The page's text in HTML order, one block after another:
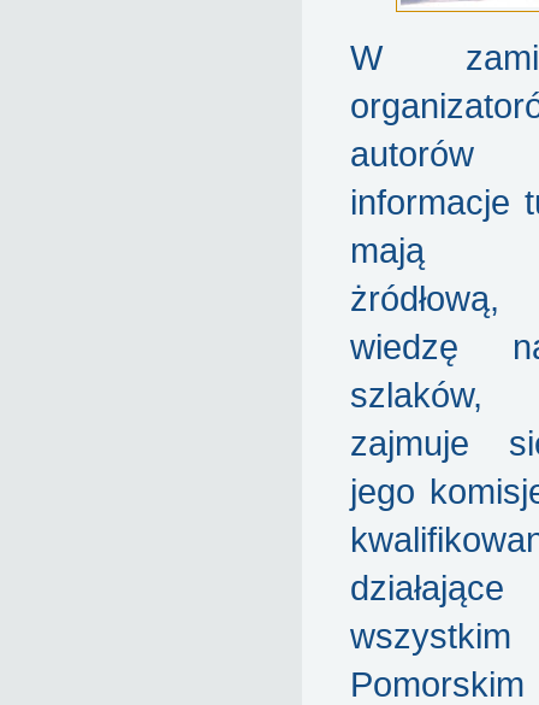
W
autorów
informacje
mają
wiedzę
zajmuje
jego
Pomorskim